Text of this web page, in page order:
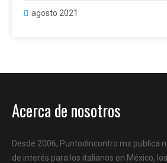
agosto 2021
Acerca de nosotros
Desde 2006, Puntodincontro.mx publica
de interés para los italianos en México,